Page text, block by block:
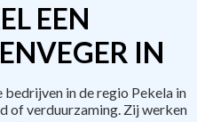
EEN
IN
in de regio Pekela in
of verduurzaming. Zij werken